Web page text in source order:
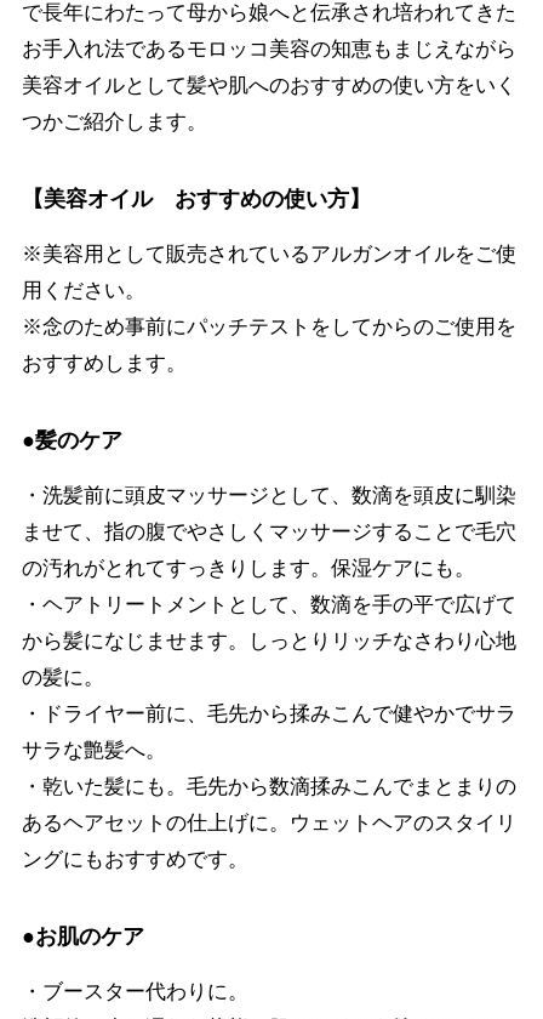
で長年にわたって母から娘へと伝承され培われてきた
お手入れ法であるモロッコ美容の知恵もまじえながら
美容オイルとして髪や肌へのおすすめの使い方をいく
つかご紹介します。
【美容オイル おすすめの使い方】
※美容用として販売されているアルガンオイルをご使
用ください。
※念のため事前にパッチテストをしてからのご使用を
おすすめします。
●髪のケア
・洗髪前に頭皮マッサージとして、数滴を頭皮に馴染
ませて、指の腹でやさしくマッサージすることで毛穴
の汚れがとれてすっきりします。保湿ケアにも。
・ヘアトリートメントとして、数滴を手の平で広げて
から髪になじませます。しっとりリッチなさわり心地
の髪に。
・ドライヤー前に、毛先から揉みこんで健やかでサラ
サラな艶髪へ。
・乾いた髪にも。毛先から数滴揉みこんでまとまりの
あるヘアセットの仕上げに。ウェットヘアのスタイリ
ングにもおすすめです。
●お肌のケア
・ブースター代わりに。